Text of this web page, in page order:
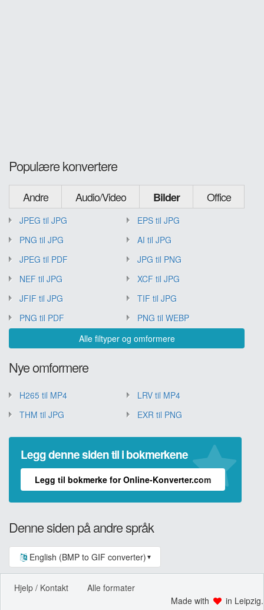
Populære konvertere
Andre Audio/Video Bilder Office
JPEG til JPG
EPS til JPG
PNG til JPG
AI til JPG
JPEG til PDF
JPG til PNG
NEF til JPG
XCF til JPG
JFIF til JPG
TIF til JPG
PNG til PDF
PNG til WEBP
Alle filtyper og omformere
Nye omformere
H265 til MP4
LRV til MP4
THM til JPG
EXR til PNG
Legg denne siden til i bokmerkene
Legg til bokmerke for Online-Konverter.com
Denne siden på andre språk
English (BMP to GIF converter) ▼
Hjelp / Kontakt
Alle formater
Made with
in Leipzig.